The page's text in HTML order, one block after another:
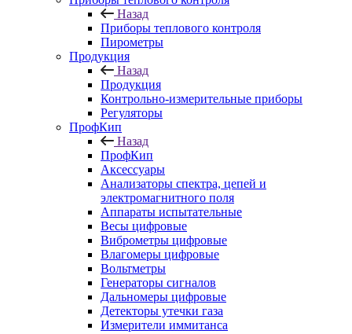
Назад
Приборы теплового контроля
Пирометры
Продукция
Назад
Продукция
Контрольно-измерительные приборы
Регуляторы
ПрофКип
Назад
ПрофКип
Аксессуары
Анализаторы спектра, цепей и
электромагнитного поля
Аппараты испытательные
Весы цифровые
Виброметры цифровые
Влагомеры цифровые
Вольтметры
Генераторы сигналов
Дальномеры цифровые
Детекторы утечки газа
Измерители иммитанса